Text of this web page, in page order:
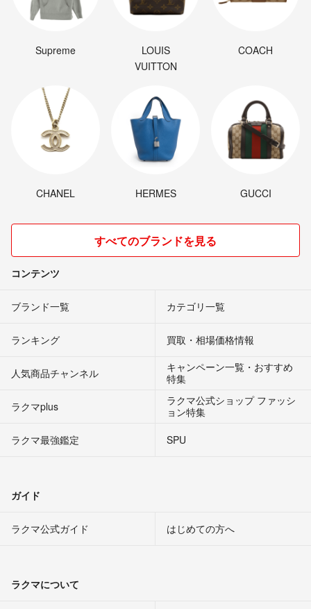
Supreme
LOUIS
VUITTON
COACH
CHANEL HERMES GUCCI
すべてのブランドを見る
コンテンツ
ブランド一覧 カテゴリ一覧
ランキング 買取・相場価格情報
人気商品チャンネル
キャンペーン一覧・おすすめ
特集
ラクマplus
ラクマ公式ショップ ファッシ
ョン特集
ラクマ最強鑑定
SPU
ガイド
ラクマ公式ガイド はじめての方へ
ラクマについて